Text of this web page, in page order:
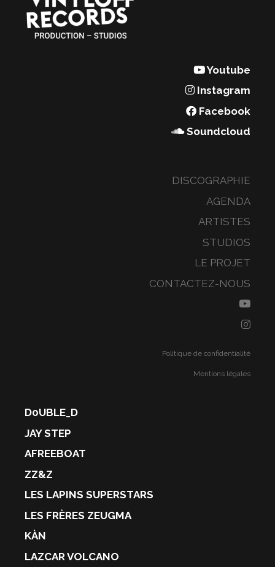
Youtube
Instagram
Facebook
Soundcloud
DISCOGRAPHIE
AGENDA
ARTISTES
STUDIOS
LE PROJET
CONTACTEZ-NOUS
Politique de confidentialité
Mentions légales
D0UBLE_D
JAY STEP
AFREEBOAT
ZZ&Z
LES LAPINS SUPERSTARS
LES FRÈRES ZEUGMA
KÀN
LAZCAR VOLCANO